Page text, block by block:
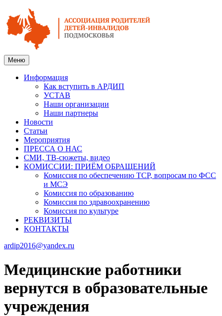
Меню
Информация
Как вступить в АРДИП
УСТАВ
Наши организации
Наши партнеры
Новости
Статьи
Мероприятия
ПРЕССА О НАС
СМИ, ТВ-сюжеты, видео
КОМИССИИ: ПРИЁМ ОБРАЩЕНИЙ
Комиссия по обеспечению ТСР, вопросам по ФСС
и МСЭ
Комиссия по образованию
Комиссия по здравоохранению
Комиссия по культуре
РЕКВИЗИТЫ
КОНТАКТЫ
ardip2016@yandex.ru
Медицинские работники
вернутся в образовательные
учреждения